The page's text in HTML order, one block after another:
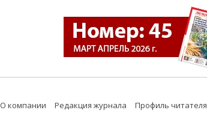
О компании Редакция журнала Профиль читателя